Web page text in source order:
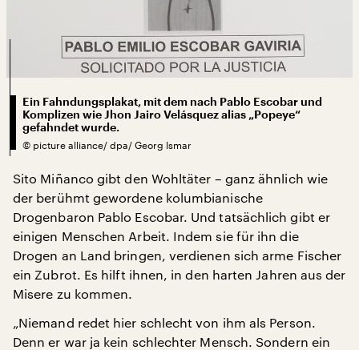
Ein Fahndungsplakat, mit dem nach Pablo Escobar und
Komplizen wie Jhon Jairo Velásquez alias „Popeye“
gefahndet wurde.
© picture alliance/ dpa/ Georg Ismar
Sito Miñanco gibt den Wohltäter – ganz ähnlich wie
der berühmt gewordene kolumbianische
Drogenbaron Pablo Escobar. Und tatsächlich gibt er
einigen Menschen Arbeit. Indem sie für ihn die
Drogen an Land bringen, verdienen sich arme Fischer
ein Zubrot. Es hilft ihnen, in den harten Jahren aus der
Misere zu kommen.
„Niemand redet hier schlecht von ihm als Person.
Denn er war ja kein schlechter Mensch. Sondern ein